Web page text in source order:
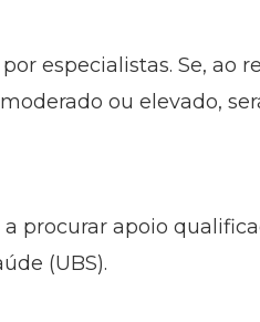
especialistas. Se, ao
ou elevado,
procurar apoio
(UBS).